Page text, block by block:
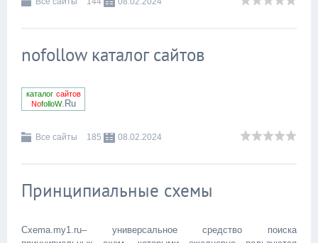
nofollow каталог сайтов
каталог сайтов
NofolloW.Ru
Все сайты 185 08.02.2024
Принципиальные схемы
Cxema.my1.ru– универсальное средство поиска